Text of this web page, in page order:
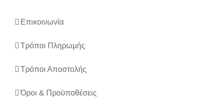
Επικοινωνία
Τρόποι Πληρωμής
Τρόποι Αποστολής
Όροι & Προϋποθέσεις